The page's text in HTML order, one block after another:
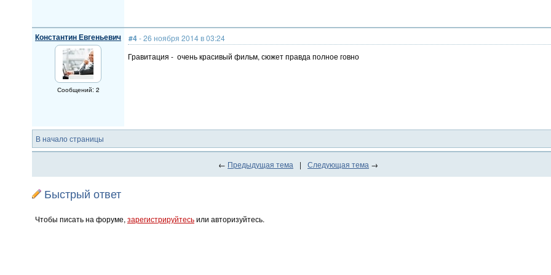
Константин Евгеньевич
Сообщений: 2
#4- 26 ноября 2014 в 03:24
Гравитация - очень красивый фильм, сюжет правда полное говно
В начало страницы
← Предыдущая тема | Следующая тема →
Быстрый ответ
Чтобы писать на форуме, зарегистрируйтесьили авторизуйтесь.